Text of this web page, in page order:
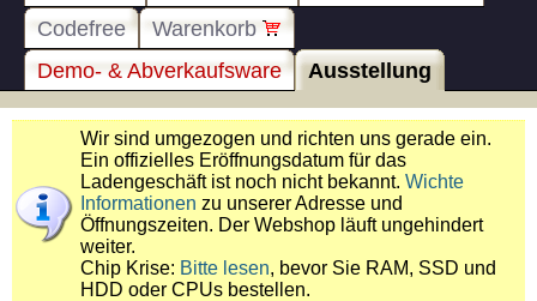
Codefree
Warenkorb
Demo- & Abverkaufsware
Ausstellung
Wir sind umgezogen und richten uns gerade ein.
Ein offizielles Eröffnungsdatum für das
Ladengeschäft ist noch nicht bekannt. Wichte
Informationen zu unserer Adresse und
Öffnungszeiten. Der Webshop läuft ungehindert
weiter.
Chip Krise: Bitte lesen, bevor Sie RAM, SSD und
HDD oder CPUs bestellen.